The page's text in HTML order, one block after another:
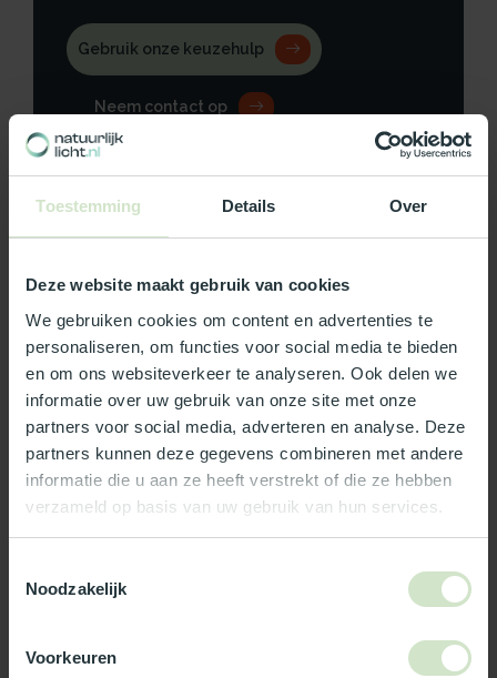
Toestemming Details Over
Deze website maakt gebruik van cookies
We gebruiken cookies om content en advertenties te
personaliseren, om functies voor social media te bieden
en om ons websiteverkeer te analyseren. Ook delen we
informatie over uw gebruik van onze site met onze
partners voor social media, adverteren en analyse. Deze
partners kunnen deze gegevens combineren met andere
informatie die u aan ze heeft verstrekt of die ze hebben
verzameld op basis van uw gebruik van hun services.
Noodzakelijk
Voorkeuren
Gebruik onze keuzehulp
Neem contact op
Productomschrijving
Reviews
Wat ons écht bijzonder maakt:
Officieel Skylux dealer!
Gratis bezorging in Nederland, m.u.v. de Waddeneilanden
TypeError: Failed to fetch